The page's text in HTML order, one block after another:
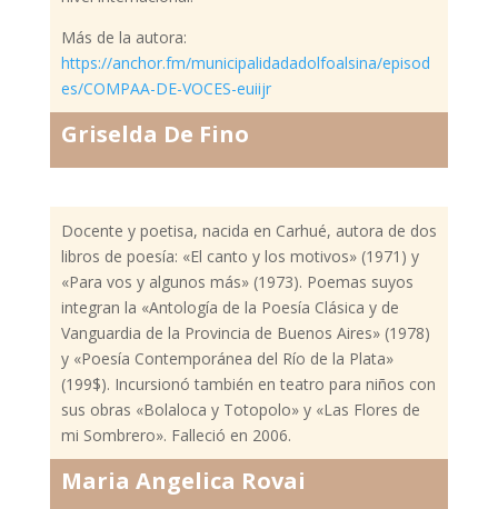
Más de la autora:
https://anchor.fm/municipalidadadolfoalsina/episod
es/COMPAA-DE-VOCES-euiijr
Griselda De Fino
Docente y poetisa, nacida en Carhué, autora de dos
libros de poesía: «El canto y los motivos» (1971) y
«Para vos y algunos más» (1973). Poemas suyos
integran la «Antología de la Poesía Clásica y de
Vanguardia de la Provincia de Buenos Aires» (1978)
y «Poesía Contemporánea del Río de la Plata»
(199$). Incursionó también en teatro para niños con
sus obras «Bolaloca y Totopolo» y «Las Flores de
mi Sombrero». Falleció en 2006.
Maria Angelica Rovai